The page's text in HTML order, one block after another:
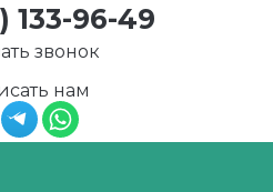
нам
133-96-49
звонок